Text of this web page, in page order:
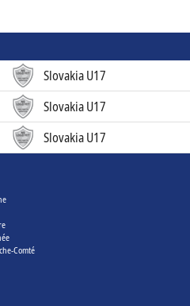
Slovakia U17
Slovakia U17
Slovakia U17
Comté